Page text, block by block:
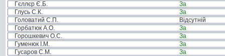
Гєллєр Є.Б.
За
Глусь С.К.
За
Головатий С.П.
Відсутній
Горбатюк А.О.
За
Горошкевич О.С.
За
Гуменюк І.М.
За
Гусаров С.М.
За